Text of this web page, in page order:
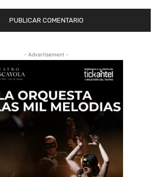
- Advertisement -